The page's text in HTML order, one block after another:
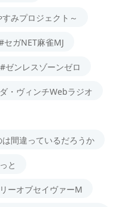
みプロジェクト～
セガNET麻雀MJ
#ゼンレスゾーンゼロ
・ヴィンチWebラジオ
間違っているだろうか
と
ーオブセイヴァーM